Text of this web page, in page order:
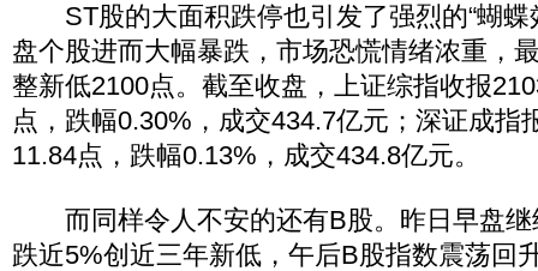
ST股的大面积跌停也引发了强烈的“蝴蝶
盘个股进而大幅暴跌，市场恐慌情绪浓重，
整新低2100点。截至收盘，上证综指收报
点，跌幅0.30%，成交434.7亿元；深证成指
11.84点，跌幅0.13%，成交434.8亿元。
而同样令人不安的还有B股。昨日早盘继
跌近5%创近三年新低，午后B股指数震荡回